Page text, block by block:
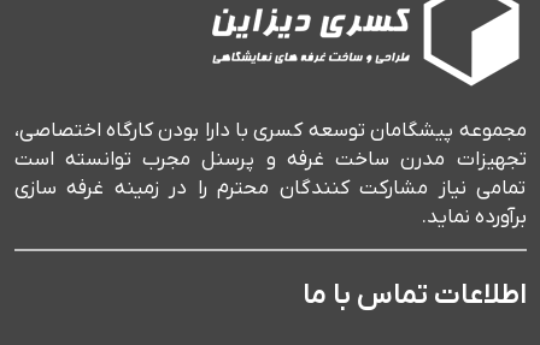
مجموعه پیشگامان توسعه کسری با دارا بودن کارگاه اختصاصی،
تجهیزات مدرن ساخت غرفه و پرسنل مجرب توانسته است
تمامی نیاز مشارکت کنندگان محترم را در زمینه غرفه سازی
برآورده نماید.
اطلاعات تماس با ما